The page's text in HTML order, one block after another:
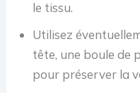
le tissu.
Utilisez
tête, une boule de
pour préserver la